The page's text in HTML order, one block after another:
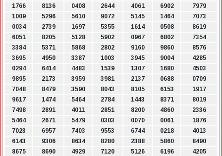
1766
8136 0408 2644 4061 6902
7979
1009
5296 5610 9072 5145 1464
7073
0034
2739 1697 5355 1614 0508
8619
6051
8205 5128 5902 0967 6802
7354
3384
5371 5868 2802 9160 9860
8576
3695
4950 3387 1003 3945 9004
4285
0294
6414 4483 1539 1307 1680
4503
9895
2173 3959 3981 2137 0688
0709
7048
8479 3590 8043 8105 6153
1917
9617
1474 5464 2784 1443 8371
8019
7498
2891 4011 2851 8200 4860
2336
5464
2671 5479 0303 0070 0061
1876
7023
6957 7403 9553 6744 0218
4013
6143
9306 8634 8280 2388 5860
8490
8675
8690 4929 7120 5126 6196
4205